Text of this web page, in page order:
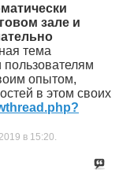
зале и
тема
пользователям
опытом,
в этом своих
в 15:20